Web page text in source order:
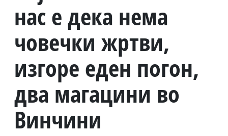
нас е дека нема
човечки жртви,
изгоре еден погон,
два магацини во
Винчини